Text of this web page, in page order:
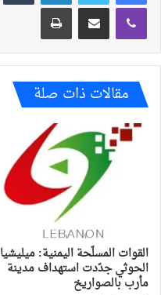
ڤايبر مشاركة عبر البريد طباعة
مقالات ذات صلة
القوات المسلّحة اليمنية: ميليشيا
الحوثي جدّدت استهداف مدينة
مأرب بالصواريخ